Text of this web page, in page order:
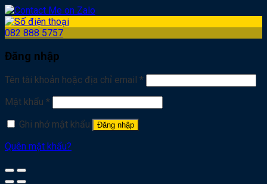
082 888 5757
Đăng nhập
Tên tài khoản hoặc địa chỉ email *
Mật khẩu *
Ghi nhớ mật khẩu
Đăng nhập
Quên mật khẩu?